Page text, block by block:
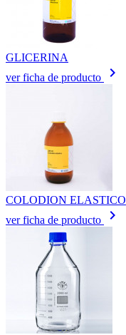
GLICERINA
ver ficha de producto
keyboard_arrow_right
COLODION ELASTICO
ver ficha de producto
keyboard_arrow_right